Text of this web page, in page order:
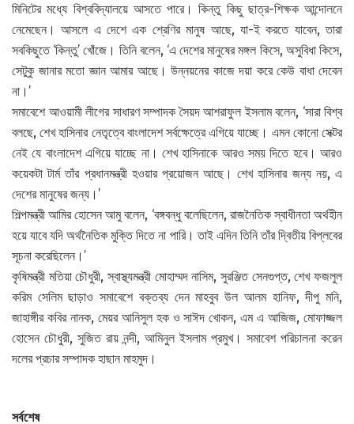
মিনিটের মধ্যে বিশ্ববিদ্যালয়ে আসতে পারে। কিন্তু কিছু ছাত্র-শিক্ষক আন্দোলনে
নেমেছেন। আসলে এ দেশে এক শ্রেণির মানুষ আছে, যা-ই করতে যাবেন, তারা
সবকিছুতে ‘কিন্তু’ খোঁজে। তিনি বলেন, ‘এ দেশের মানুষের মঙ্গল কিসে, অসুবিধা কিসে,
সেটুকু জানার মতো জ্ঞান আমার আছে। উন্নয়নের কাজে দয়া করে কেউ বাধা দেবেন
না।’
সমাবেশে আওয়ামী লীগের সাধারণ সম্পাদক সৈয়দ আশরাফুল ইসলাম বলেন, ‘সারা বিশ্ব
বলছে, শেখ হাসিনার নেতৃত্বে বাংলাদেশ সর্বক্ষেত্রে এগিয়ে যাচ্ছে। এমন কোনো সেক্টর
নেই যে বাংলাদেশ এগিয়ে যাচ্ছে না। শেখ হাসিনাকে আরও সময় দিতে হবে। আরও
কয়েকটা টার্ম তাঁর প্রধানমন্ত্রী হওয়ার প্রয়োজন আছে। শেখ হাসিনার জন্য নয়, এ
দেশের মানুষের জন্য।’
শিল্পমন্ত্রী আমির হোসেন আমু বলেন, ‘বঙ্গবন্ধু বলেছিলেন, রাজনৈতিক স্বাধীনতা অর্থহীন
হয়ে যাবে যদি অর্থনৈতিক মুক্তি দিতে না পারি। তাই এদিন তিনি তাঁর দ্বিতীয় বিপ্লবের
সূচনা করেছিলেন।’
কৃষিমন্ত্রী মতিয়া চৌধুরী, স্বাস্থ্যমন্ত্রী মোহাম্মদ নাসিম, সুরঞ্জিত সেনগুপ্ত, শেখ ফজলুল
করিম সেলিম ছাড়াও সমাবেশে বক্তব্য দেন মাহবুব উল আলম হানিফ, দীপু মনি,
জাহাঙ্গীর কবির নানক, মেয়র আনিসুল হক ও সাঈদ খোকন, এম এ আজিজ, মোফাজ্জল
হোসেন চৌধুরী, সুজিত রায় নন্দী, আমিনুল ইসলাম প্রমুখ। সমাবেশ পরিচালনা করেন
দলের প্রচার সম্পাদক হাছান মাহমুদ।
সর্বশেষ